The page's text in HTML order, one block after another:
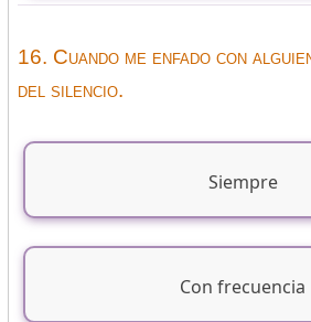
16. Cuando me enfado con
del silencio.
Siempre
Con frecuencia